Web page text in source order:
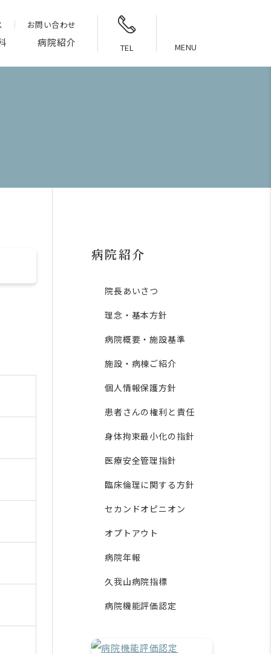
お問い合わせ
病院紹介 TEL MENU
病院紹介
院長あいさつ
理念・基本方針
病院概要・施設基準
施設・病棟ご紹介
個人情報保護方針
患者さんの権利と責任
身体拘束最小化の指針
医療安全管理指針
臨床倫理に関する方針
セカンドオピニオン
オプトアウト
病院年報
久我山病院指標
病院機能評価認定